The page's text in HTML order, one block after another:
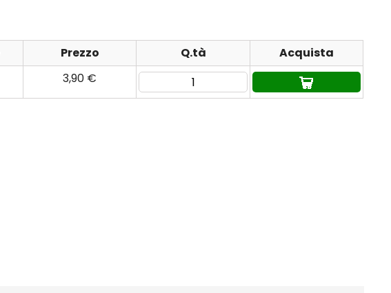
Prezzo Q.tà
Acquista
3,90 €